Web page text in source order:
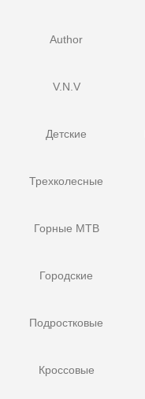
Author
V.N.V
Детские
Трехколесные
Горные MTB
Городские
Подростковые
Кроссовые